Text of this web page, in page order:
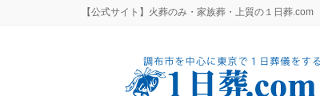
【公式サイト】火葬のみ・家族葬・上質の１日葬.com